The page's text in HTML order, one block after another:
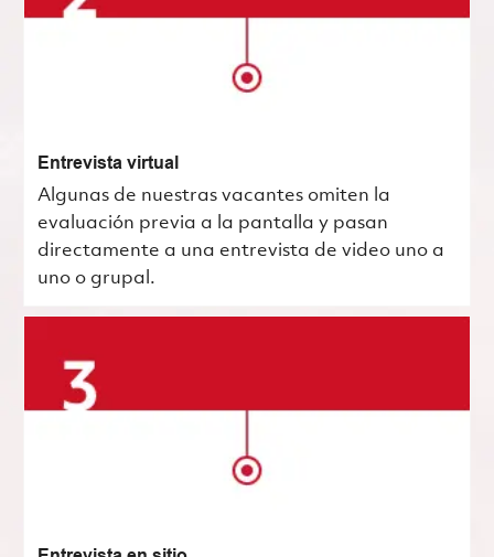
Entrevista virtual
Algunas de nuestras vacantes omiten la
evaluación previa a la pantalla y pasan
directamente a una entrevista de video uno a
uno o grupal.